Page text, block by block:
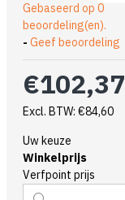
Gebaseerd op 0
beoordeling(en).
- Geef beoordeling
€102,37
Excl. BTW: €84,60
Uw keuze
Winkelprijs
Verfpoint prijs